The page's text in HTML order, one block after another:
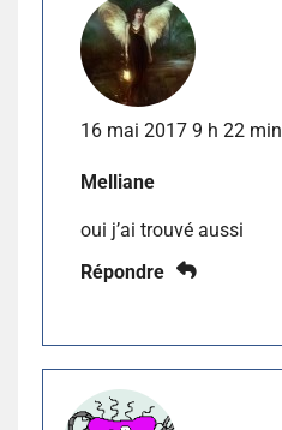
16 mai 2017 9 h 22 min
Melliane
oui j’ai trouvé aussi
Répondre